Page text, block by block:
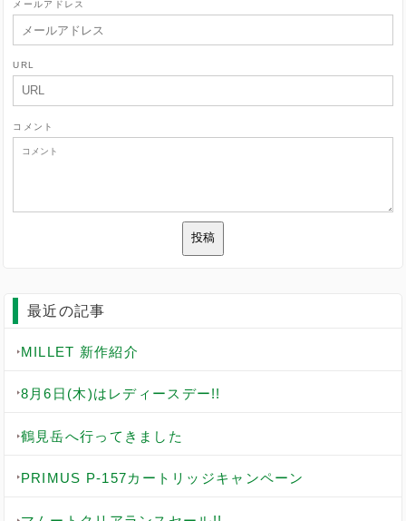
メールアドレス
URL
コメント
最近の記事
MILLET 新作紹介
8月6日(木)はレディースデー!!
鶴見岳へ行ってきました
PRIMUS P-157カートリッジキャンペーン